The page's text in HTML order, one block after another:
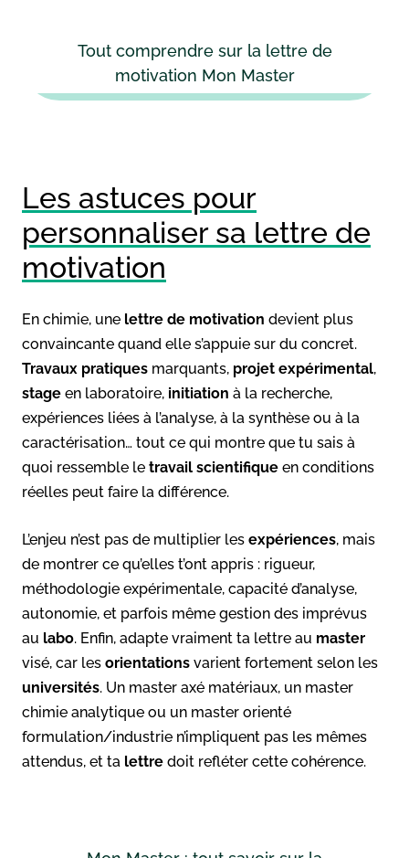
Tout comprendre sur la lettre de
motivation Mon Master
Les astuces pour
personnaliser sa lettre de
motivation
En chimie, une lettre de motivation devient plus
convaincante quand elle s’appuie sur du concret.
Travaux pratiques marquants, projet expérimental,
stage en laboratoire, initiation à la recherche,
expériences liées à l’analyse, à la synthèse ou à la
caractérisation… tout ce qui montre que tu sais à
quoi ressemble le travail scientifique en conditions
réelles peut faire la différence.
L’enjeu n’est pas de multiplier les expériences, mais
de montrer ce qu’elles t’ont appris : rigueur,
méthodologie expérimentale, capacité d’analyse,
autonomie, et parfois même gestion des imprévus
au labo. Enfin, adapte vraiment ta lettre au master
visé, car les orientations varient fortement selon les
universités. Un master axé matériaux, un master
chimie analytique ou un master orienté
formulation/industrie n’impliquent pas les mêmes
attendus, et ta lettre doit refléter cette cohérence.